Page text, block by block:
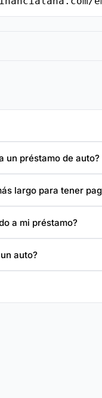
un préstamo de auto?
largo para tener
a mi préstamo?
auto?